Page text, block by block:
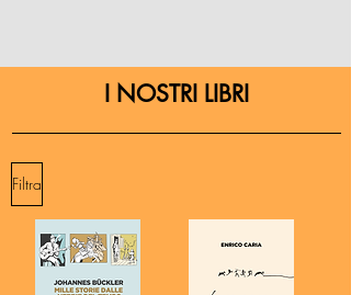
I NOSTRI LIBRI
Filtra